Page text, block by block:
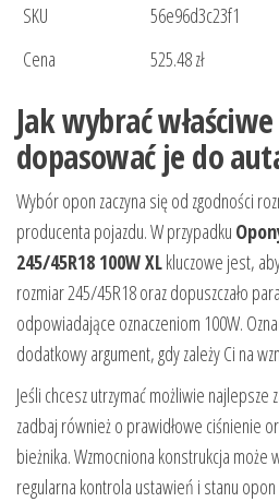
SKU
56e96d3c23f1
Cena
525.48 zł
Jak wybrać
dopasować je do
Wybór opon zaczyna się od zgodności
producenta pojazdu. W przypadku
245/45R18 100W XLkluczowe jest,
rozmiar 245/45R18 oraz dopuszczało
odpowiadające oznaczeniom 100W.
dodatkowy argument, gdy zależy Ci na
Jeśli chcesz utrzymać możliwie
zadbaj również o prawidłowe ciśnienie
bieżnika. Wzmocniona konstrukcja
regularna kontrola ustawień i stanu